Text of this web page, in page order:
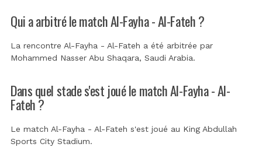
Qui a arbitré le match Al-Fayha - Al-Fateh ?
La rencontre Al-Fayha - Al-Fateh a été arbitrée par
Mohammed Nasser Abu Shaqara, Saudi Arabia.
Dans quel stade s'est joué le match Al-Fayha - Al-
Fateh ?
Le match Al-Fayha - Al-Fateh s'est joué au King Abdullah
Sports City Stadium.